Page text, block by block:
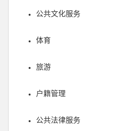
公共文化服务
体育
旅游
户籍管理
公共法律服务